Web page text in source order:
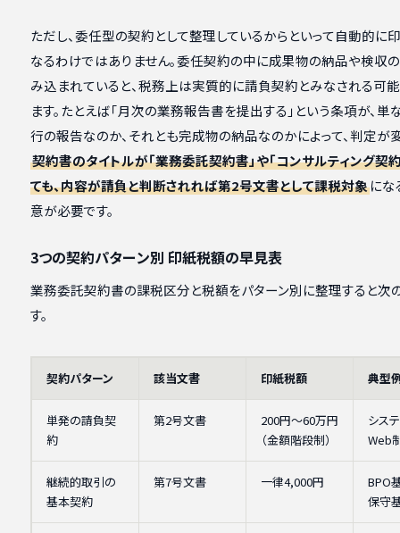
ただし、委任型の契約として整理しているからといって自動的に
なるわけではありません。委任契約の中に成果物の納品や検収
み込まれていると、税務上は実質的に請負契約とみなされる可
ます。たとえば「月次の業務報告書を提出する」という条項が、単
行の報告なのか、それとも完成物の納品なのかによって、判定が
契約書のタイトルが「業務委託契約書」や「コンサルティング契
ても、内容が請負と判断されれば第2号文書として課税対象にな
意が必要です。
3つの契約パターン別 印紙税額の早見表
業務委託契約書の課税区分と税額をパターン別に整理すると次
す。
契約パターン 該当文書 印紙税額 典型
単発の請負契
約
第2号文書
200円〜60万円
（金額階段制）
シス
Web
継続的取引の
基本契約
第7号文書 一律4,000円
BPO
保守